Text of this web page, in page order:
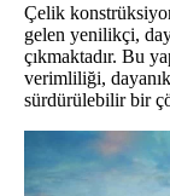
Çelik
gelen yenilikçi,
çıkmaktadır. Bu
verimliliği,
sürdürülebilir bir